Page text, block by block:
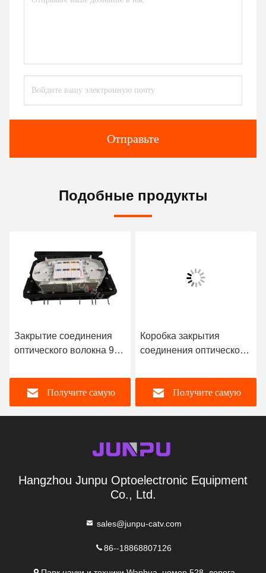
Отправьте
Подобные продукты
Закрытие соединения
оптического волокна 96
4 подносами в черном
цвете
Получите самую
Коробка закрытия
соединения оптического
черноты поставки
фабрики совместная
Получите самую
Hangzhou Junpu Optoelectronic Equipment
Co., Ltd.
sales@junpu-catv.com
86--18868807126